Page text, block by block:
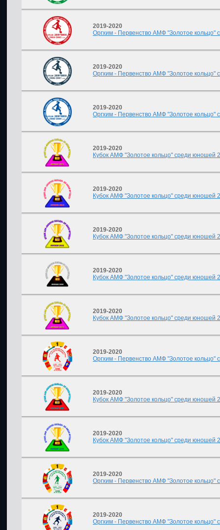
2019-2020
Оргхим - Первенство АМФ "Золотое кольцо"
2019-2020
Оргхим - Первенство АМФ "Золотое кольцо"
2019-2020
Оргхим - Первенство АМФ "Золотое кольцо"
2019-2020
Кубок АМФ "Золотое кольцо" среди юношей
2019-2020
Кубок АМФ "Золотое кольцо" среди юношей
2019-2020
Кубок АМФ "Золотое кольцо" среди юношей
2019-2020
Кубок АМФ "Золотое кольцо" среди юношей
2019-2020
Кубок АМФ "Золотое кольцо" среди юношей
2019-2020
Оргхим - Первенство АМФ "Золотое кольцо"
2019-2020
Кубок АМФ "Золотое кольцо" среди юношей
2019-2020
Кубок АМФ "Золотое кольцо" среди юношей
2019-2020
Оргхим - Первенство АМФ "Золотое кольцо"
2019-2020
Оргхим - Первенство АМФ "Золотое кольцо"